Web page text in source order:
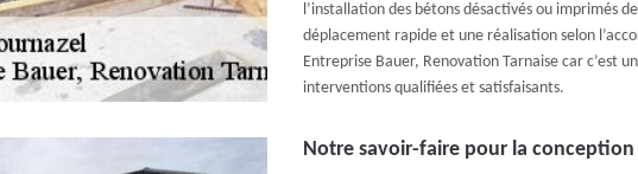
l’installation des bétons désactivés ou imprimés
déplacement rapide et une réalisation selon
Entreprise Bauer, Renovation Tarnaise car c’est
interventions qualifiées et satisfaisants.
Notre savoir-faire pour la conception